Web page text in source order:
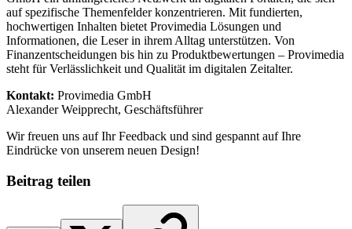
auf spezifische Themenfelder konzentrieren. Mit fundierten,
hochwertigen Inhalten bietet Provimedia Lösungen und
Informationen, die Leser in ihrem Alltag unterstützen. Von
Finanzentscheidungen bis hin zu Produktbewertungen – Provimedia
steht für Verlässlichkeit und Qualität im digitalen Zeitalter.
Kontakt: Provimedia GmbH
Alexander Weipprecht, Geschäftsführer
Wir freuen uns auf Ihr Feedback und sind gespannt auf Ihre
Eindrücke von unserem neuen Design!
Beitrag teilen